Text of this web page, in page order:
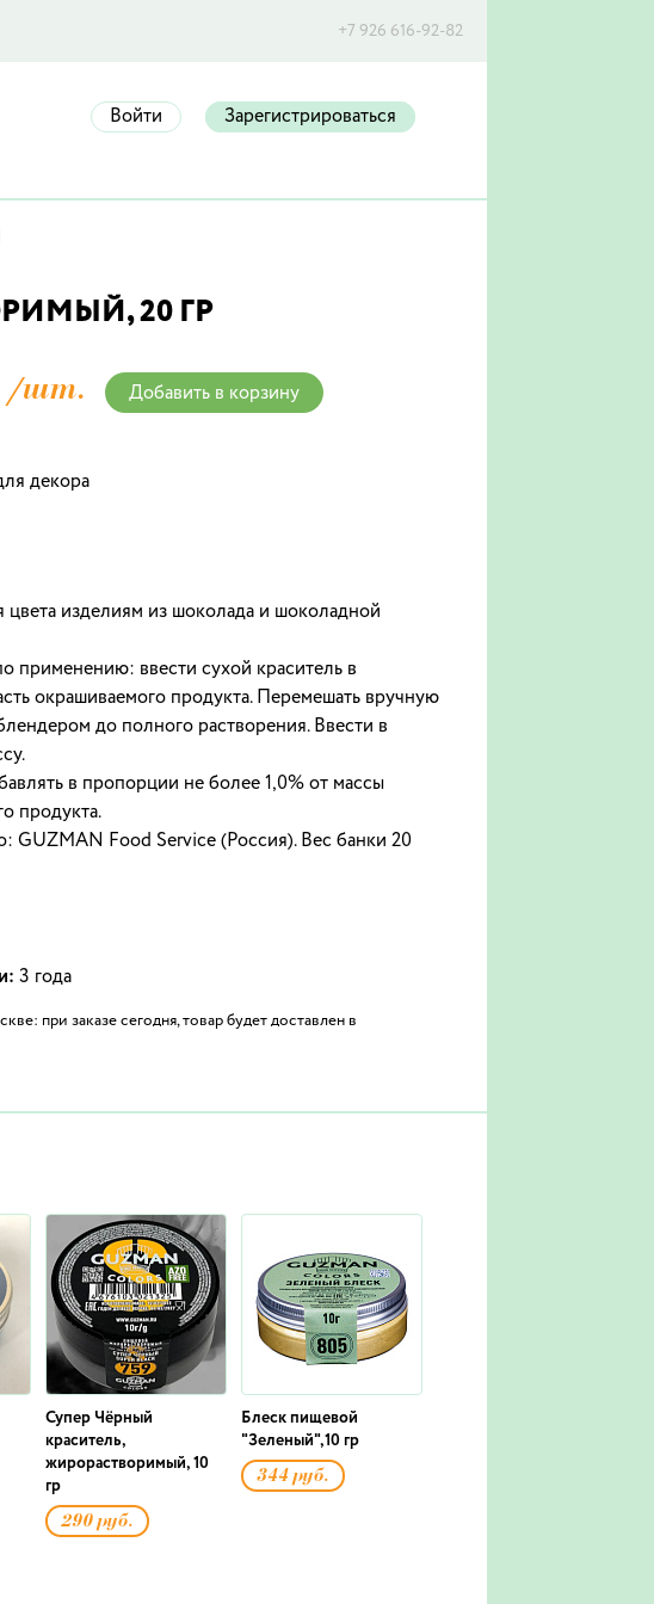
+7 926 616-92-82
Войти Зарегистрироваться
20 ГР
шт. Добавить в корзину
декора
цвета изделиям из шоколада и шоколадной
применению: ввести сухой краситель в
окрашиваемого продукта. Перемешать вручную
до полного растворения. Ввести в
в пропорции не более 1,0% от массы
продукта.
GUZMAN Food Service (Россия). Вес банки 20
3 года
при заказе сегодня, товар будет доставлен в
Супер Чёрный
краситель,
жирорастворимый, 10
гр
290 руб.
Блеск пищевой
"Зеленый",10 гр
344 руб.